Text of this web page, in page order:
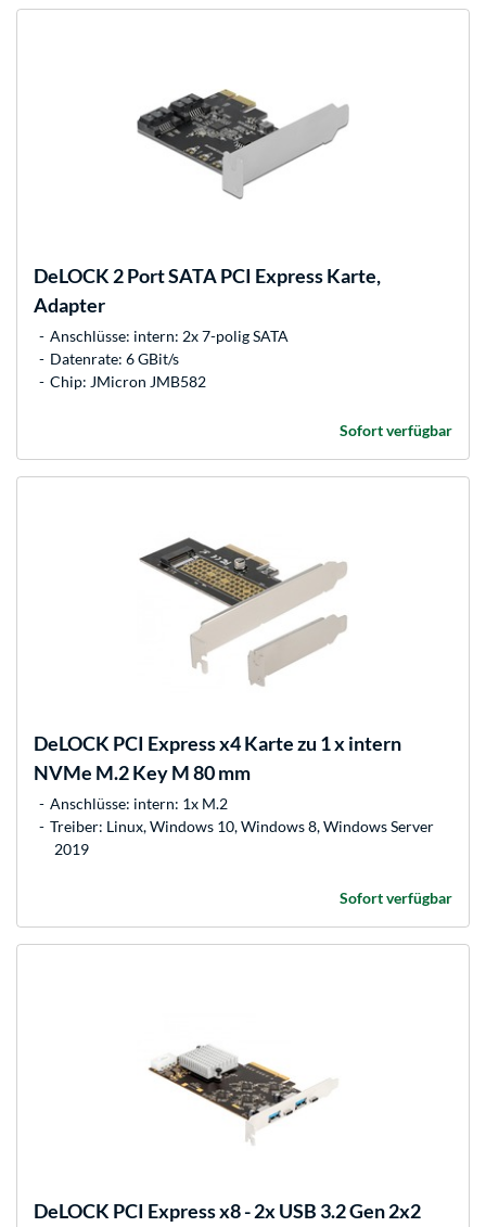
DeLOCK 2 Port SATA PCI Express Karte,
Adapter
Anschlüsse: intern: 2x 7-polig SATA
Datenrate: 6 GBit/s
Chip: JMicron JMB582
Sofort verfügbar
DeLOCK PCI Express x4 Karte zu 1 x intern
NVMe M.2 Key M 80 mm
Anschlüsse: intern: 1x M.2
Treiber: Linux, Windows 10, Windows 8, Windows Server
2019
Sofort verfügbar
DeLOCK PCI Express x8 - 2x USB 3.2 Gen 2x2